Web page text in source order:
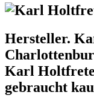
Hersteller.
Karl
gebraucht